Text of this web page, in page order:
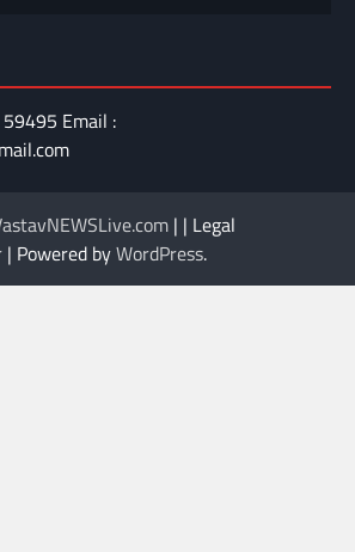
Email :
| | Legal
| Powered byWordPress.